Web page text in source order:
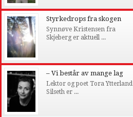
Styrkedrops fra skogen
Synnøve Kristensen fra
Skjeberg er aktuell ...
– Vi består av mange lag
Lektor og poet Tora Ytterland
Silseth er ...